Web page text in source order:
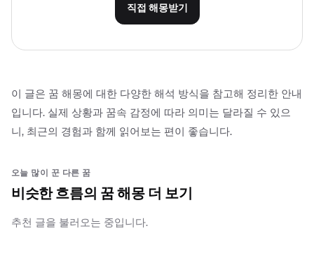
직접 해몽받기
이 글은 꿈 해몽에 대한 다양한 해석 방식을 참고해 정리한 안내
입니다. 실제 상황과 꿈속 감정에 따라 의미는 달라질 수 있으
니, 최근의 경험과 함께 읽어보는 편이 좋습니다.
오늘 많이 꾼 다른 꿈
비슷한 흐름의 꿈 해몽 더 보기
추천 글을 불러오는 중입니다.